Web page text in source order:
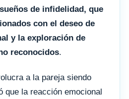
sueños de infidelidad, que
con el deseo de
y la exploración de
reconocidos.
a la pareja siendo
que la reacción emocional